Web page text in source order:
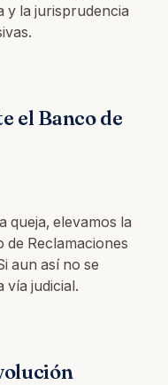
y la jurisprudencia
el Banco de
queja, elevamos la
de Reclamaciones
aun así no se
vía judicial.